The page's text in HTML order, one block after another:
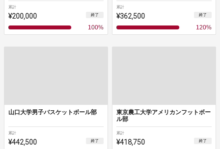
累計
¥200,000 終了
100%
累計
¥362,500 終了
120%
山口大学男子バスケットボール部
累計
¥442,500 終了
東京農工大学アメリカンフットボー
ル部
累計
¥418,750 終了